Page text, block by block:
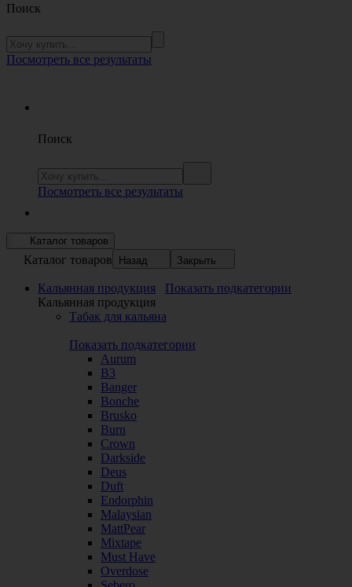
Поиск
Посмотреть все результаты
Поиск
Посмотреть все результаты
Каталог товаров
Каталог товаров Назад Закрыть
Кальянная продукция
Показать подкатегории
Кальянная продукция
Табак для кальяна
Показать подкатегории
Aurum
B3
Banger
Bonche
Brusko
Burn
Crown
Darkside
Deus
Duft
Endorphin
Malaysian
MattPear
Mixtape
Must Have
Overdose